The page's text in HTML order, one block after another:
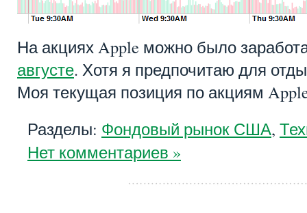
На акциях Apple можно было
августе. Хотя я предпочитаю для
Моя текущая позиция по акциям
Разделы: Фондовый рынок США,
Нет комментариев »